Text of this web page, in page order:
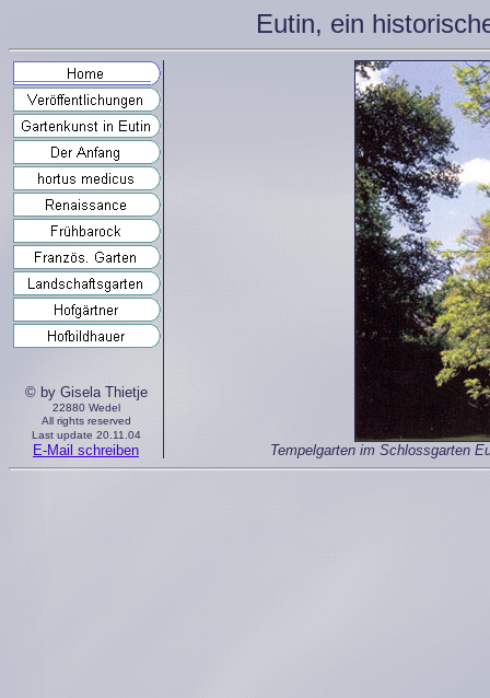
Eutin, ein
© by Gisela Thietje
22880 Wedel
All rights reserved
Last update 20.11.04
E-Mail schreiben Tempelgarten im Schlossgarten